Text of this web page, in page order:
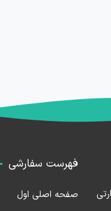
فهرست سفارشی
صفحه اصلی اول